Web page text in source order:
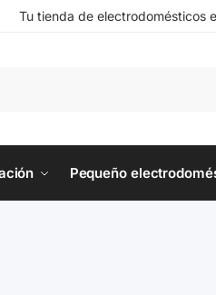
Tu tienda de electrodomésticos
Pequeño